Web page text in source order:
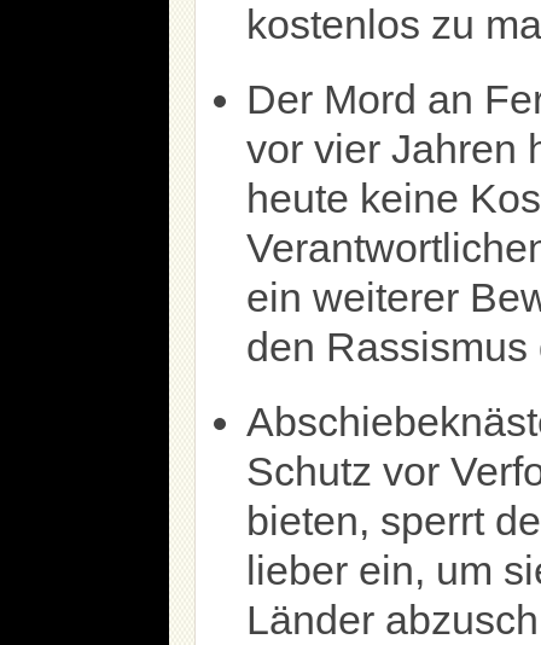
kostenlos zu
Der Mord an
vor vier Jahren
heute keine
ein weiterer
den
Schutz vor
bieten, sperrt
lieber ein, um
Länder